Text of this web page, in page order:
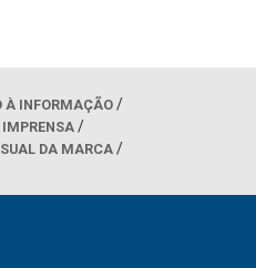
À INFORMAÇÃO
IMPRENSA
DA MARCA